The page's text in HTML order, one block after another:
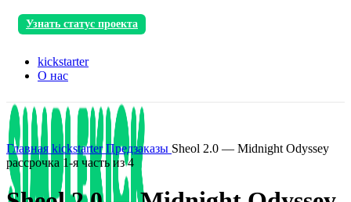
Узнать статус проекта
kickstarter
О нас
Главная kickstarterПредзаказы Sheol 2.0 — Midnight Odyssey
рассрочка 1-я часть из 4